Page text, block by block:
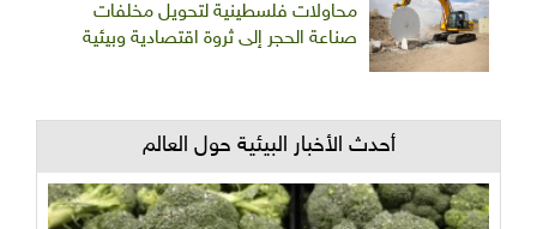
محاولات فلسطينية لتحويل مخلفات
صناعة الحجر إلى ثروة اقتصادية وبيئية
أحدث الأخبار البيئية حول العالم